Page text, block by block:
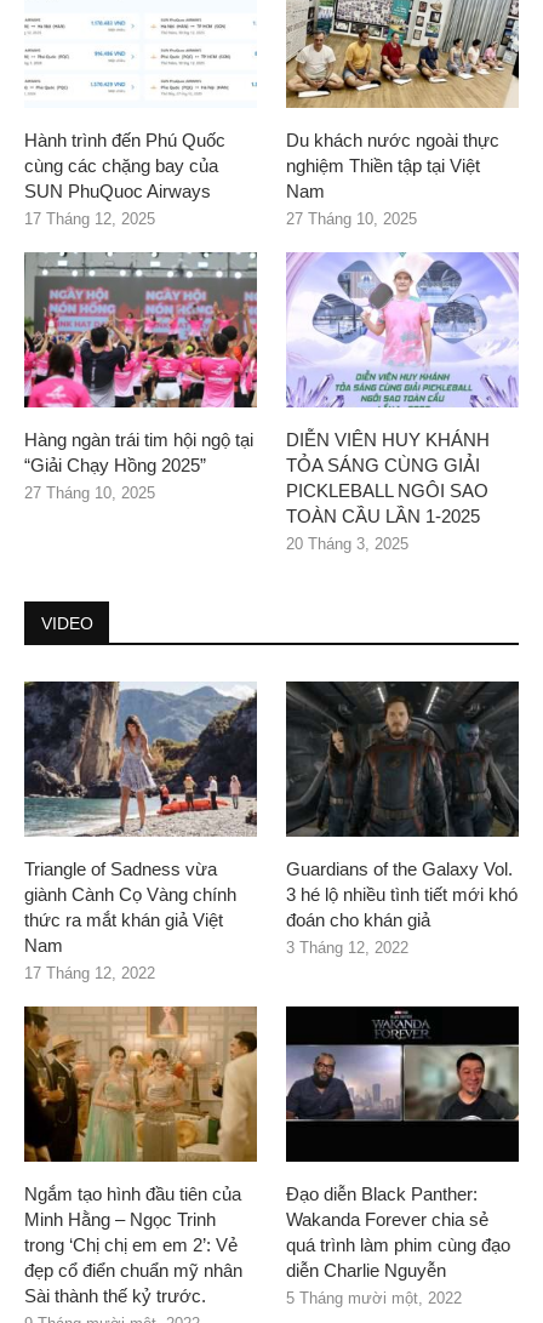
Hành trình đến Phú Quốc
cùng các chặng bay của
SUN PhuQuoc Airways
17 Tháng 12, 2025
Du khách nước ngoài thực
nghiệm Thiền tập tại Việt
Nam
27 Tháng 10, 2025
Hàng ngàn trái tim hội ngộ tại
“Giải Chạy Hồng 2025”
27 Tháng 10, 2025
DIỄN VIÊN HUY KHÁNH
TỎA SÁNG CÙNG GIẢI
PICKLEBALL NGÔI SAO
TOÀN CẦU LẦN 1-2025
20 Tháng 3, 2025
VIDEO
Triangle of Sadness vừa
giành Cành Cọ Vàng chính
thức ra mắt khán giả Việt
Nam
17 Tháng 12, 2022
Guardians of the Galaxy Vol.
3 hé lộ nhiều tình tiết mới khó
đoán cho khán giả
3 Tháng 12, 2022
Ngắm tạo hình đầu tiên của
Minh Hằng – Ngọc Trinh
trong ‘Chị chị em em 2’: Vẻ
đẹp cổ điển chuẩn mỹ nhân
Sài thành thế kỷ trước.
Đạo diễn Black Panther:
Wakanda Forever chia sẻ
quá trình làm phim cùng đạo
diễn Charlie Nguyễn
5 Tháng mười một, 2022